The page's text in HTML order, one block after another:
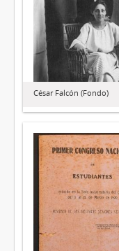
César Falcón (Fondo)